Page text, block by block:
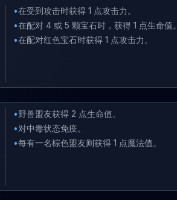
•在受到攻击时获得 1 点攻击力。
•在配对 4 或 5 颗宝石时，获得 1 点生命值。
•在配对红色宝石时获得 1 点攻击力。
•野兽盟友获得 2 点生命值。
•对中毒状态免疫。
•每有一名棕色盟友则获得 1 点魔法值。